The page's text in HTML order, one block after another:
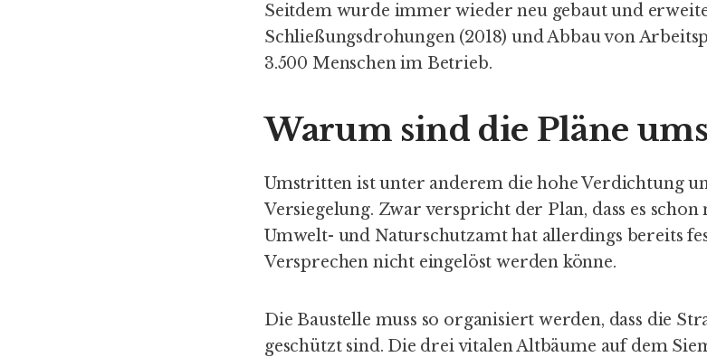
Seitdem wurde immer wieder neu gebaut und
Schließungsdrohungen (2018) und Abbau von
3.500 Menschen im Betrieb.
Warum sind die Pläne
Umstritten ist unter anderem die hohe Verdichtung
Versiegelung. Zwar verspricht der Plan, dass es
Umwelt- und Naturschutzamt hat allerdings bereits
Versprechen nicht eingelöst werden könne.
Die Baustelle muss so organisiert werden, dass die
geschützt sind. Die drei vitalen Altbäume auf dem